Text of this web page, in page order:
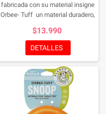
fabricada con su material insigne
Orbee- Tuff un material duradero,
elástico que puede ser mordido,
con pocas posibilidades de
romperse, aprobado por la FDA,
libres de Ftalatos, BPA y BPS.
100% Reciclable.
$13.990
DETALLES